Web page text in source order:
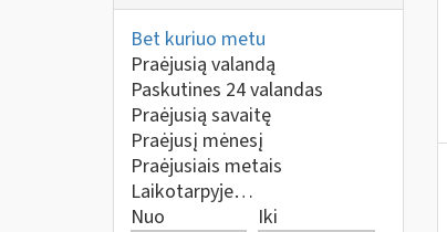
Bet kuriuo metu
Praėjusią valandą
Paskutines 24 valandas
Praėjusią savaitę
Praėjusį mėnesį
Praėjusiais metais
Laikotarpyje…
Nuo
Iki